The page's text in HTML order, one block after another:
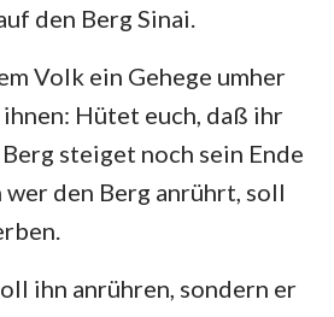
den Berg Sinai.
Volk ein Gehege umher
Hütet euch, daß ihr
steiget noch sein Ende
den Berg anrührt, soll
ihn anrühren, sondern er